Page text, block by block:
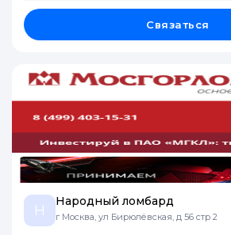
Связаться
Н
Народный ломбард
г Москва, ул Бирюлёвская, д 56 стр 2